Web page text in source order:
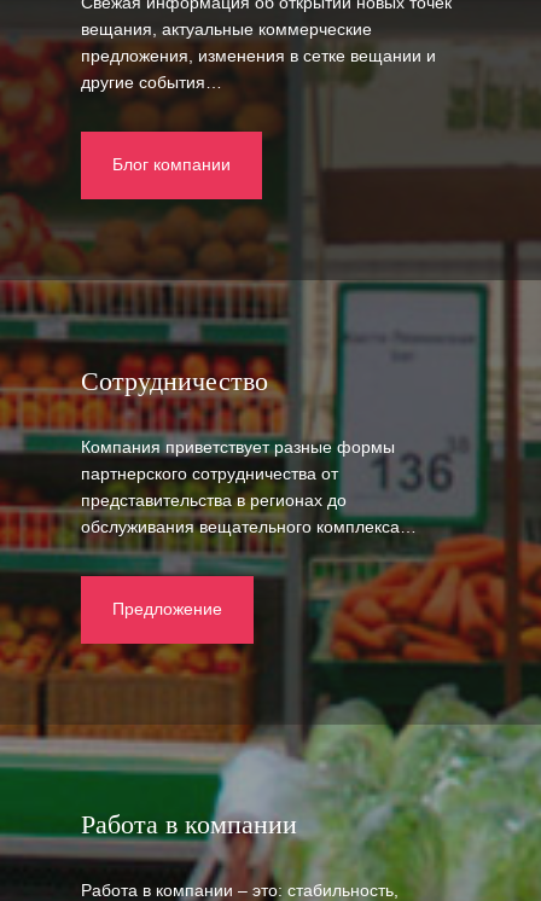
вещания, актуальные коммерческие
предложения, изменения в сетке вещании и
другие события…
Блог компании
Сотрудничество
Компания приветствует разные формы
партнерского сотрудничества от
представительства в регионах до
обслуживания вещательного комплекса…
Предложение
Работа в компании
Работа в компании – это: стабильность,